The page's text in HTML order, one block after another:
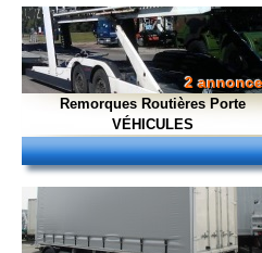
2
Remorques Routières Porte
VÉHICULES